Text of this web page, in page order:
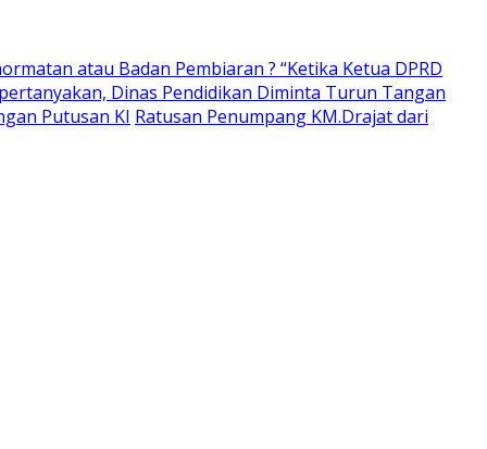
atau Badan Pembiaran ? “Ketika Ketua DPRD
Dinas Pendidikan Diminta Turun Tangan
Putusan KI Ratusan Penumpang KM.Drajat dari